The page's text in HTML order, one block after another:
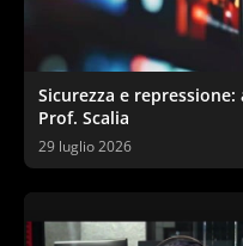
Sicurezza e
Prof. Scalia
29 luglio 2026